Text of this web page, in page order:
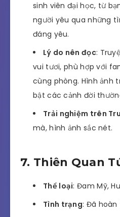
sinh viên đại học, từ
người yêu qua những
đáng yêu.
Lý do nên đọc:
vui tươi, phù hợp với
cùng phòng. Hình ảnh
bật các cảnh đời
Trải nghiệm trên
mà, hình ảnh sắc nét.
7. Thiên Quan
Thể loại: Đam Mỹ,
Tình trạng: Đã hoàn